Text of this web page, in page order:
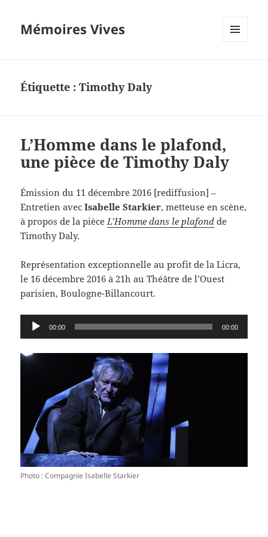
Mémoires Vives
Étiquette :Timothy Daly
L’Homme dans le plafond,
une pièce de Timothy Daly
Émission du 11 décembre 2016 [rediffusion] –
Entretien avecIsabelle Starkier, metteuse en scène,
à propos de la pièceL’Homme dans le plafond de
Timothy Daly.
Représentation exceptionnelle au profit de la Licra,
le 16 décembre 2016 à 21h au Théâtre de l’Ouest
parisien, Boulogne-Billancourt.
Lecteur
audio
00:00 00:00
Photo : Compagnie Isabelle Starkier